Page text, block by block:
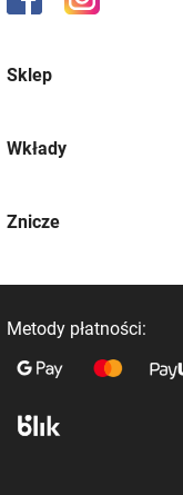
Sklep
Wkłady
Znicze
Metody płatności: